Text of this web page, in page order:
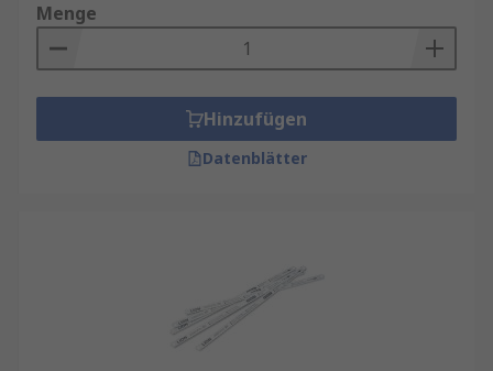
Menge
Hinzufügen
Datenblätter